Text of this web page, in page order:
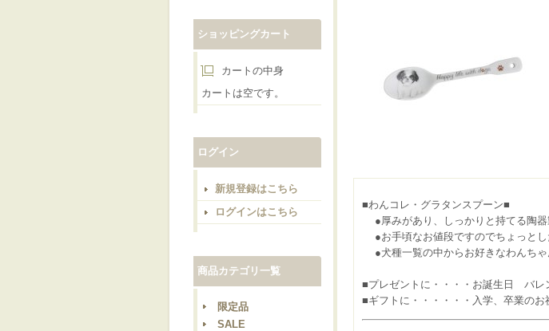
ショッピングカート
カートの中身
カートは空です。
ログイン
新規登録はこちら
ログインはこちら
商品カテゴリ一覧
限定品
SALE
■わんコレ・グラタンスプーン■
●厚みがあり、しっかりと持てる陶器
●お手頃なお値段ですのでちょっとし
●犬種一覧の中からお好きなわんちゃ
■プレゼントに・・・・お誕生日 バ
■ギフトに・・・・・・入学、卒業